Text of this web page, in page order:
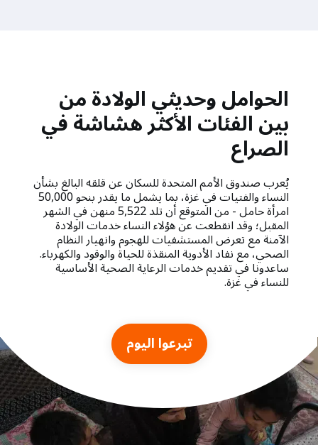
الحوامل وحديثي الولادة من
بين الفئات الأكثر هشاشة في
الصراع
يُعرب صندوق الأمم المتحدة للسكان عن قلقه البالغ بشأن
النساء والفتيات في غزة، بما يشمل ما يقدر بنحو 50,000
امرأة حامل - من المتوقع أن تلد 5,522 منهن في الشهر
المقبل؛ وقد انقطعت عن هؤلاء النساء خدمات الولادة
الآمنة مع تعرض المستشفيات للهجوم وانهيار النظام
الصحي، مع نفاد الأدوية المنقذة للحياة والوقود والكهرباء.
ساعدونا في تقديم خدمات الرعاية الصحية الأساسية
للنساء في غزة.
تبرعوا اليوم